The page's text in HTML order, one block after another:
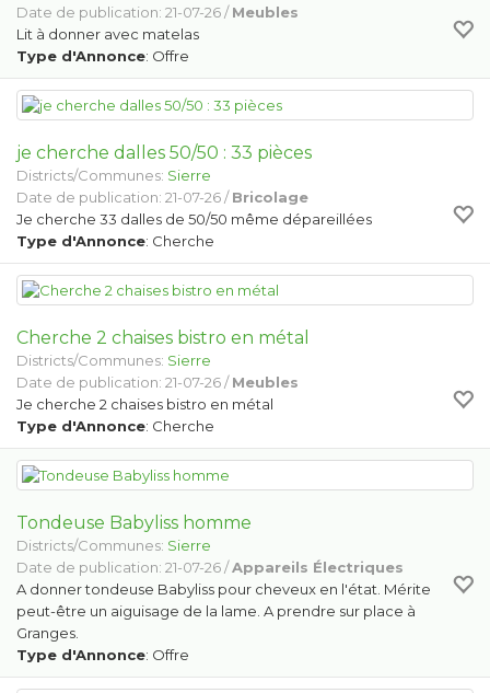
Date de publication: 21-07-26 /Meubles
Lit à donner avec matelas
Type d'Annonce: Offre
je cherche dalles 50/50 : 33 pièces
Districts/Communes: Sierre
Date de publication: 21-07-26 /Bricolage
Je cherche 33 dalles de 50/50 même dépareillées
Type d'Annonce: Cherche
Cherche 2 chaises bistro en métal
Districts/Communes: Sierre
Date de publication: 21-07-26 /Meubles
Je cherche 2 chaises bistro en métal
Type d'Annonce: Cherche
Tondeuse Babyliss homme
Districts/Communes: Sierre
Date de publication: 21-07-26 /Appareils Électriques
A donner tondeuse Babyliss pour cheveux en l'état. Mérite
peut-être un aiguisage de la lame. A prendre sur place à
Granges.
Type d'Annonce: Offre